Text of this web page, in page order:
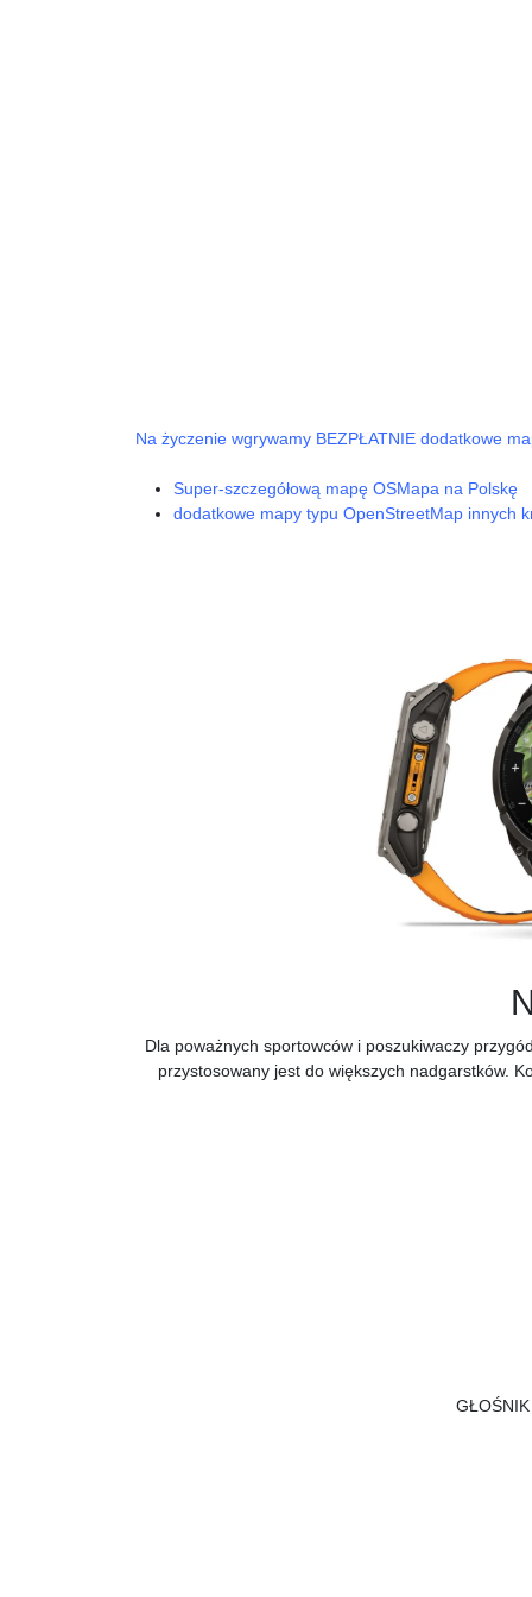
Na życzenie wgrywamy BEZPŁATNIE dodatkowe
Super-szczegółową mapę OSMapa na Polskę
dodatkowe mapy typu OpenStreetMap innych
Dla poważnych sportowców i poszukiwaczy
przystosowany jest do większych nadgarstków.